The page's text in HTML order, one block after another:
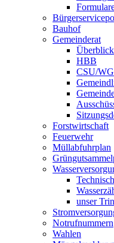
Bauhof
Gemeinderat
Überblick
HBB
CSU/WG
Forstwirtschaft
Feuerwehr
Müllabfuhrplan
unser
Notrufnummern
Wahlen